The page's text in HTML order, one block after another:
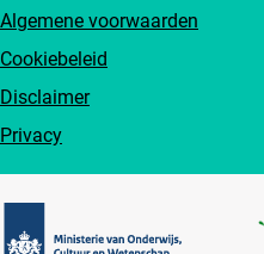
Algemene voorwaarden
Cookiebeleid
Disclaimer
Privacy